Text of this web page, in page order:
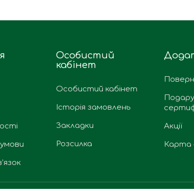
Особистий
кабінет
Особистий кабінет
Історія замовлень
Закладки
Розсилка
Акції
Карта